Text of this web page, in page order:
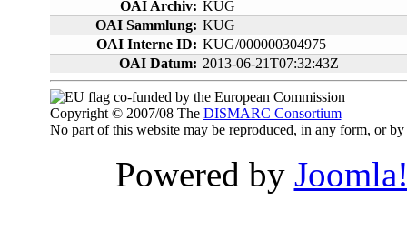
OAI Archiv: KUG
OAI Sammlung: KUG
OAI Interne ID: KUG/000000304975
OAI Datum: 2013-06-21T07:32:43Z
co-funded by the European Commission
Copyright © 2007/08 The DISMARC Consortium
No part of this website may be reproduced, in any form, or
Powered by